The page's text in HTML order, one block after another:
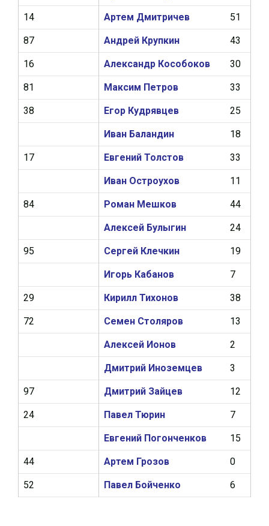
Артем Дмитричев 51
Андрей Крупкин 43
Александр Кособоков 30
Максим Петров 33
Егор Кудрявцев 25
Иван Баландин 18
Евгений Толстов 33
Иван Остроухов 11
Роман Мешков 44
Алексей Булыгин 24
Сергей Клечкин 19
Игорь Кабанов 7
Кирилл Тихонов 38
Семен Столяров 13
Алексей Ионов 2
Дмитрий Иноземцев 3
Дмитрий Зайцев 12
Павел Тюрин 7
Евгений Погонченков 15
Артем Грозов 0
Павел Бойченко 6
14
87
16
81
38
17
84
95
29
72
97
24
44
52